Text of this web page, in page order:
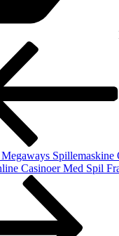
Spillemaskine
Casinoer Med Spil